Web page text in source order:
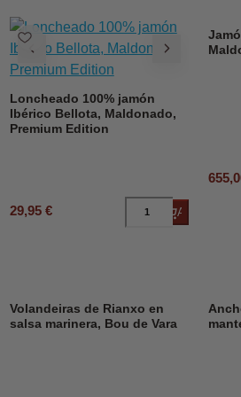
Loncheado 100% jamón
Ibérico Bellota, Maldonado,
Premium Edition
29,95 € Añadir al
DESCUENTO 23%
Volandeiras de Rianxo en
salsa marinera, Bou de Vara